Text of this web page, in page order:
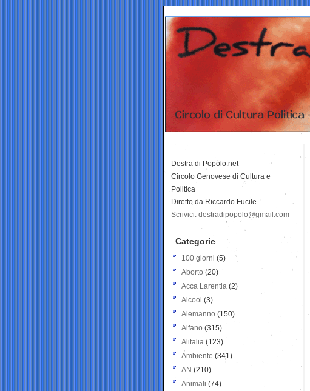
Destra di Popolo.net
Circolo Genovese di Cultura e
Politica
Diretto da Riccardo Fucile
Scrivici: destradipopolo@gmail.com
Categorie
100 giorni (5)
Aborto (20)
Acca Larentia (2)
Alcool (3)
Alemanno (150)
Alfano (315)
Alitalia (123)
Ambiente (341)
AN (210)
Animali (74)